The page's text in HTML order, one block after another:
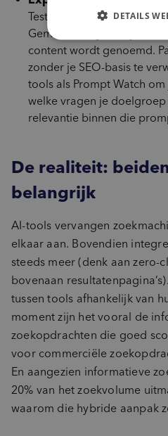
Test hoe je content wordt
Gemini. Vraag naar jouw
content wordt genoemd.
zonder je SEO-basis te
tools als Prompt Watch
welke vragen je
relevantie binnen die
De realiteit:
belangrijk
AI-tools vervangen
elkaar aan. Bovendien
steeds meer (denk aan zero-
bovenaan
tussen tools afhankelijk van
moment zijn het vooral de
zoekopdrachten die goed
voor commerciële
En aangezien informatieve
20% van het zoekvolume
waarom die hybride aanpak
DETAILS